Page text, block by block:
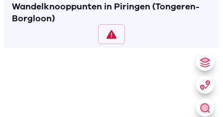
Wandelknooppunten in Piringen (Tongeren-
Borgloon)